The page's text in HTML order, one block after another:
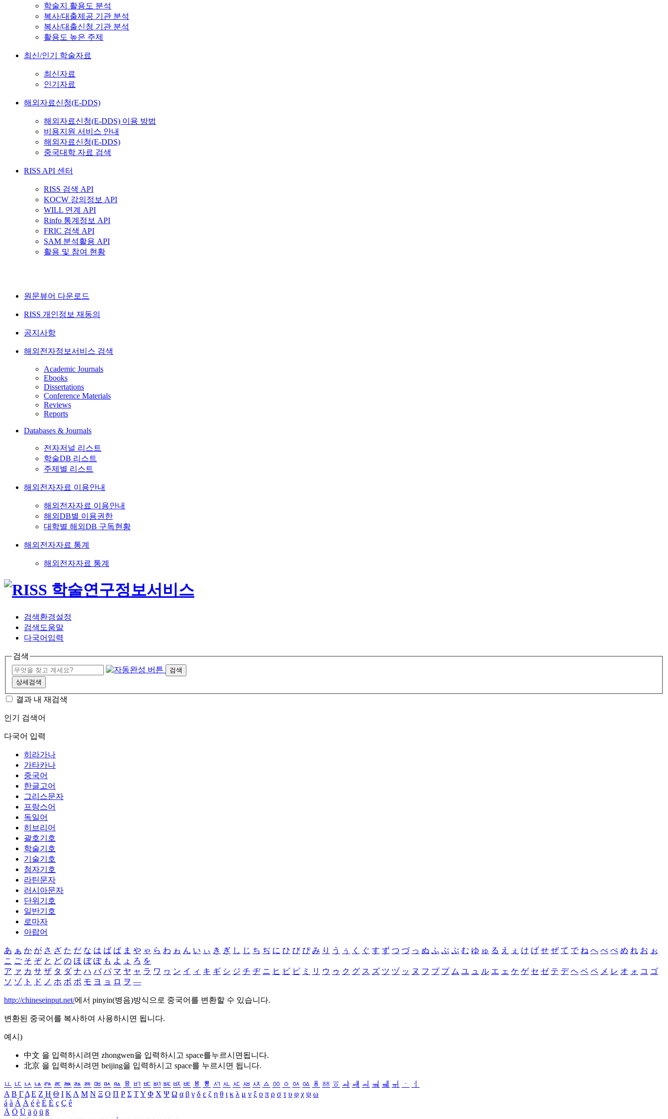
학술지 활용도 분석
복사/대출제공 기관 분석
복사/대출신청 기관 분석
활용도 높은 주제
최신/인기 학술자료
최신자료
인기자료
해외자료신청(E-DDS)
해외자료신청(E-DDS) 이용 방법
비용지원 서비스 안내
해외자료신청(E-DDS)
중국대학 자료 검색
RISS API 센터
RISS 검색 API
KOCW 강의정보 API
WILL 연계 API
Rinfo 통계정보 API
FRIC 검색 API
SAM 분석활용 API
활용 및 참여 현황
원문뷰어 다운로드
RISS 개인정보 재동의
공지사항
해외전자정보서비스 검색
Academic Journals
Ebooks
Dissertations
Conference Materials
Reviews
Reports
Databases & Journals
전자저널 리스트
학술DB 리스트
주제별 리스트
해외전자자료 이용안내
해외전자자료 이용안내
해외DB별 이용권한
대학별 해외DB 구독현황
해외전자자료 통계
해외전자자료 통계
검색환경설정
검색도움말
다국어입력
검색
검색
상세검색
결과 내 재검색
인기 검색어
다국어 입력
히라가나
가타카나
중국어
한글고어
그리스문자
프랑스어
독일어
히브리어
괄호기호
학술기호
기술기호
첨자기호
라틴문자
러시아문자
단위기호
일반기호
로마자
아랍어
あ ぁ か が さ ざ た だ な は ば ぱ ま や ゃ ら わ ゎ ん い ぃ き ぎ し じ ち ぢ に ひ び ぴ み り う ぅ く ぐ す ず つ づ っ ぬ ふ ぶ ぷ む ゆ ゅ る え ぇ け げ せ ぜ て で ね へ べ ぺ め れ お ぉ
こ ご そ ぞ と ど の ほ ぼ ぽ も よ ょ ろ を
ア ァ カ サ ザ タ ダ ナ ハ バ パ マ ヤ ャ ラ ワ ヮ ン イ ィ キ ギ シ ジ チ ヂ ニ ヒ ビ ピ ミ リ ウ ゥ ク グ ス ズ ツ ヅ ッ ヌ フ ブ プ ム ユ ュ ル エ ェ ケ ゲ セ ゼ テ デ ヘ ベ ペ メ レ オ ォ コ ゴ
ソ ゾ ト ド ノ ホ ボ ポ モ ヨ ョ ロ ヲ ―
http://chineseinput.net/에서 pinyin(병음)방식으로 중국어를 변환할 수 있습니다.
변환된 중국어를 복사하여 사용하시면 됩니다.
예시)
中文 을 입력하시려면 zhongwen을 입력하시고 space를누르시면됩니다.
北京 을 입력하시려면 beijing을 입력하시고 space를 누르시면 됩니다.
ㅥ ㅦ ㅧ ㅨ ㅩ ㅪ ㅫ ㅬ ㅭ ㅮ ㅯ ㅰ ㅱ ㅲ ㅳ ㅴ ㅵ ㅶ ㅷ ㅸ ㅹ ㅺ ㅻ ㅼ ㅽ ㅾ ㅿ ㆀ ㆁ ㆂ ㆃ ㆄ ㆅ ㆆ ㆇ ㆈ ㆉ ㆊ ㆋ ㆌ ㆍ
ㆎ
Α Β ΓΔ Ε Ζ Η Θ Ι ΚΛ Μ Ν Ξ Ο Π Ρ Σ ΤΥ Φ Χ Ψ Ω α β γ δ ε ζ η θ ι κ λ μ ν ξ ο π ρ σ τ υ φ χ ψ ω
á à Á À é è É È ç Ç ê
Ä Ö Ü ä ö ü ß